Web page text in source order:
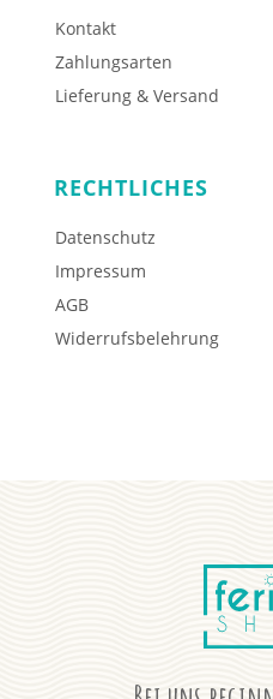
Kontakt
Zahlungsarten
Lieferung & Versand
RECHTLICHES
Datenschutz
Impressum
AGB
Widerrufsbelehrung